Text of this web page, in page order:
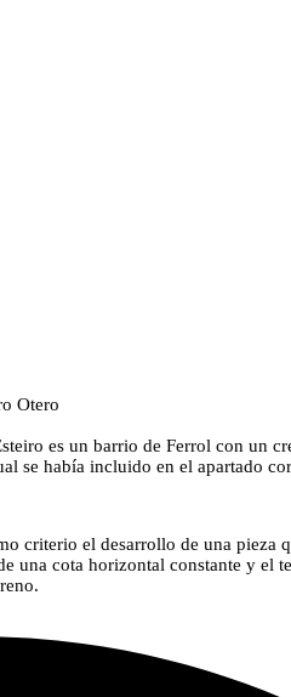
Otero
es un barrio de Ferrol con un
se había incluido en el apartado
criterio el desarrollo de una pieza
cota horizontal constante y el